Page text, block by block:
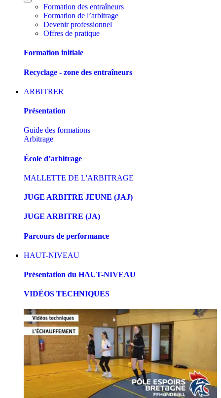
Formation des entraîneurs
Formation de l’arbitrage
Devenir professionnel
Offres de pratique
Formation initiale
Recyclage - zone des entraîneurs
ARBITRER
Présentation
Guide des formations
Arbitrage
École d’arbitrage
MALLETTE DE L'ARBITRAGE
JUGE ARBITRE JEUNE (JAJ)
JUGE ARBITRE (JA)
Parcours de performance
HAUT-NIVEAU
Présentation du HAUT-NIVEAU
VIDÉOS TECHNIQUES